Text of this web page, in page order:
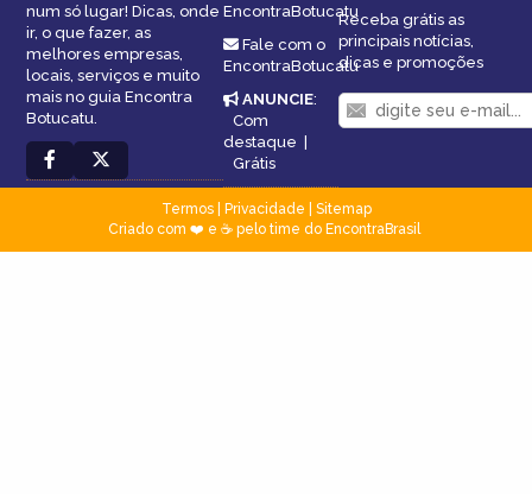
num só lugar! Dicas, onde
ir, o que fazer, as
melhores empresas,
locais, serviços e muito
mais no guia Encontra
Botucatu.
EncontraBotucatu
Fale com o
EncontraBotucatu
ANUNCIE:
Com
destaque |
Grátis
Receba grátis as
principais notícias,
dicas e promoções
Termos| Privacidade
Sitemap
Criado com ❤️ e ☕ pelo time do EncontraBrasil